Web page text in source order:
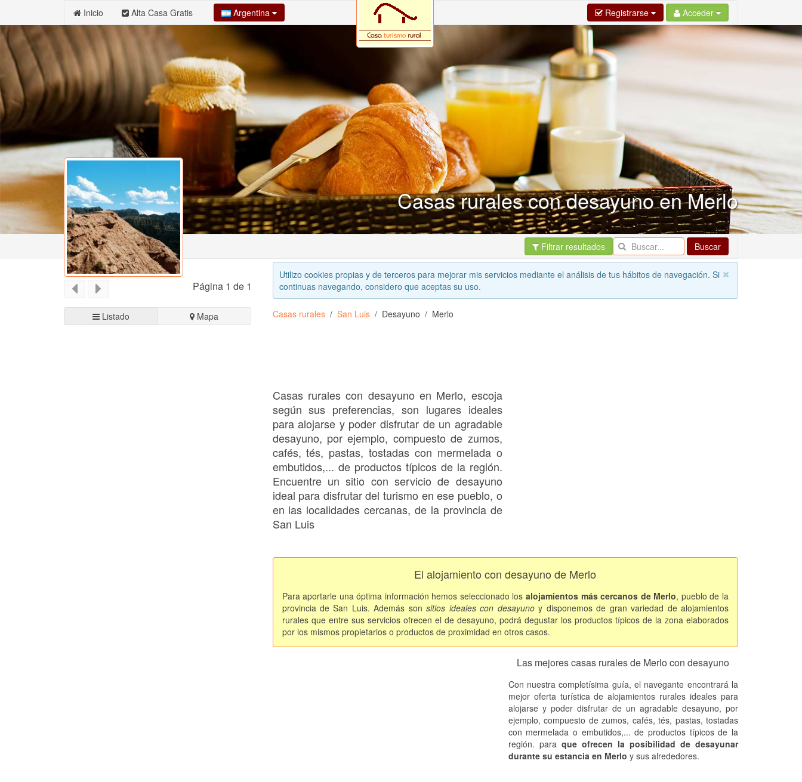
Inicio Alta Casa Gratis Argentina Registrarse Acceder
Casas rurales con desayuno en Merlo
Filtrar resultados Buscar
Página 1 de 1
Listado Mapa
Utilizo cookies propias y de terceros para mejorar mis servicios mediante el análisis de tus hábitos de navegación. Si
continuas navegando, considero que aceptas su uso.
Casas rurales San Luis Desayuno Merlo
Casas rurales con desayuno en Merlo, escoja
según sus preferencias, son lugares ideales
para alojarse y poder disfrutar de un agradable
desayuno, por ejemplo, compuesto de zumos,
cafés, tés, pastas, tostadas con mermelada o
embutidos,... de productos típicos de la región.
Encuentre un sitio con servicio de desayuno
ideal para disfrutar del turismo en ese pueblo, o
en las localidades cercanas, de la provincia de
San Luis
El alojamiento con desayuno de Merlo
Para aportarle una óptima información hemos seleccionado losalojamientos más cercanos de Merlo, pueblo de la
provincia de San Luis. Además sonsitios ideales con desayunoy disponemos de gran variedad de alojamientos
rurales que entre sus servicios ofrecen el de desayuno, podrá degustar los productos típicos de la zona elaborados
por los mismos propietarios o productos de proximidad en otros casos.
Las mejores casas rurales de Merlo con desayuno
Con nuestra completísima guía, el navegante encontrará la
mejor oferta turística de alojamientos rurales ideales para
alojarse y poder disfrutar de un agradable desayuno, por
ejemplo, compuesto de zumos, cafés, tés, pastas, tostadas
con mermelada o embutidos,... de productos típicos de la
región. para que ofrecen la posibilidad de desayunar
durante su estancia en Merlo y sus alrededores.